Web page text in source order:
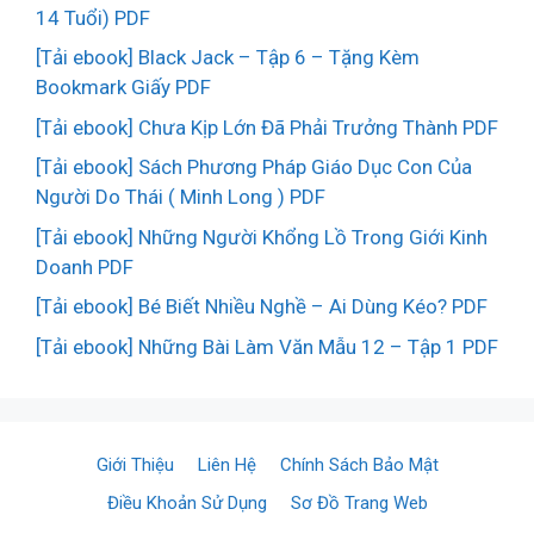
14 Tuổi) PDF
[Tải ebook] Black Jack – Tập 6 – Tặng Kèm
Bookmark Giấy PDF
[Tải ebook] Chưa Kịp Lớn Đã Phải Trưởng Thành PDF
[Tải ebook] Sách Phương Pháp Giáo Dục Con Của
Người Do Thái ( Minh Long ) PDF
[Tải ebook] Những Người Khổng Lồ Trong Giới Kinh
Doanh PDF
[Tải ebook] Bé Biết Nhiều Nghề – Ai Dùng Kéo? PDF
[Tải ebook] Những Bài Làm Văn Mẫu 12 – Tập 1 PDF
Giới Thiệu Liên Hệ
Chính Sách Bảo Mật
Điều Khoản Sử Dụng
Sơ Đồ Trang Web